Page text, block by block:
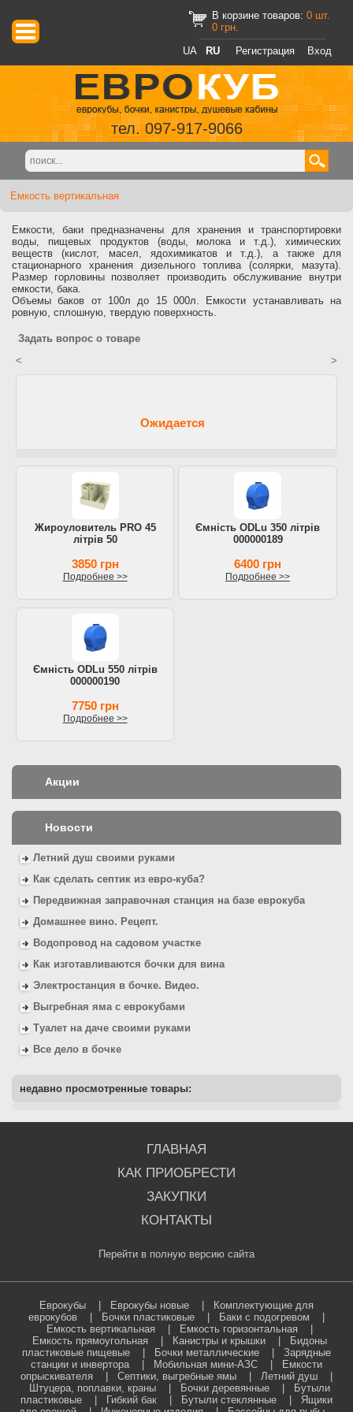
В корзине товаров: 0 шт.
0 грн.
UA
RU Регистрация Вход
тел. 097-917-9066
Емкость вертикальная
Емкости, баки предназначены для хранения и транспортировки
воды, пищевых продуктов (воды, молока и т.д.), химических
веществ (кислот, масел, ядохимикатов и т.д.), а также для
стационарного хранения дизельного топлива (солярки, мазута).
Размер горловины позволяет производить обслуживание внутри
емкости, бака.
Объемы баков от 100л до 15 000л. Емкости устанавливать на
ровную, сплошную, твердую поверхность.
Задать вопрос о товаре
<
>
Ожидается
Жироуловитель PRO 45
літрів 50
3850 грн
Подробнее >>
Ємність ODLu 350 літрів
000000189
6400 грн
Подробнее >>
Ємність ODLu 550 літрів
000000190
7750 грн
Подробнее >>
Акции
Новости
Летний душ своими руками
Как сделать септик из евро-куба?
Передвижная заправочная станция на базе еврокуба
Домашнее вино. Рецепт.
Водопровод на садовом участке
Как изготавливаются бочки для вина
Электростанция в бочке. Видео.
Выгребная яма с еврокубами
Туалет на даче своими руками
Все дело в бочке
недавно просмотренные товары:
ГЛАВНАЯ
КАК ПРИОБРЕСТИ
ЗАКУПКИ
КОНТАКТЫ
Перейти в полную версию сайта
Еврокубы Еврокубы новые
Комплектующие для
еврокубов
Бочки пластиковые Баки с подогревом
Емкость вертикальная
Емкость горизонтальная
Емкость прямоугольная
Канистры и крышки
Бидоны
пластиковые пищевые
Бочки металлические
Зарядные
станции и инвертора| Мобильная мини-АЗС
Емкости
опрыскивателя
Септики, выгребные ямы Летний душ
Штуцера, поплавки, краны
Бочки деревянные
Бутыли
пластиковые
Гибкий бак Бутыли стеклянные
Ящики